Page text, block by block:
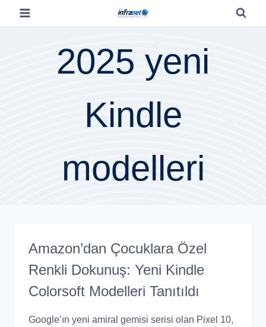
2025 yeni
Kindle
modelleri
Amazon’dan Çocuklara Özel
Renkli Dokunuş: Yeni Kindle
Colorsoft Modelleri Tanıtıldı
Google’ın yeni amiral gemisi serisi olan Pixel 10,